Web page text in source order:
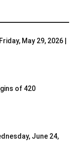
May 29, 2026 |
of 420
June 24,